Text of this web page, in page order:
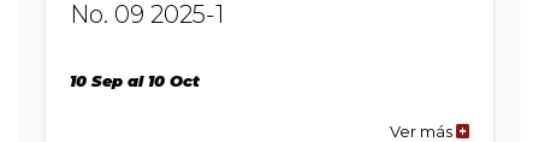
No. 09 2025-1
10 Sep al 10 Oct
Ver másde